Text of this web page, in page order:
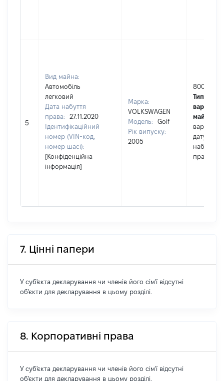
5
Вид майна:
Автомобіль
легковий
Дата набуття
права:
27.11.2020
Ідентифікаційний
номер (VIN-код,
номер шасі):
[Конфіденційна
інформація]
Марка:
VOLKSWAGEN
Модель:
Golf
Рік випуску:
2005
8000
Тип
вартості
майна:
вартість
дату
набуття
права
7. Цінні папери
У суб'єкта декларування чи членів його сім'ї відсутні
об'єкти для декларування в цьому розділі.
8. Корпоративні права
У суб'єкта декларування чи членів його сім'ї відсутні
об'єкти для декларування в цьому розділі.